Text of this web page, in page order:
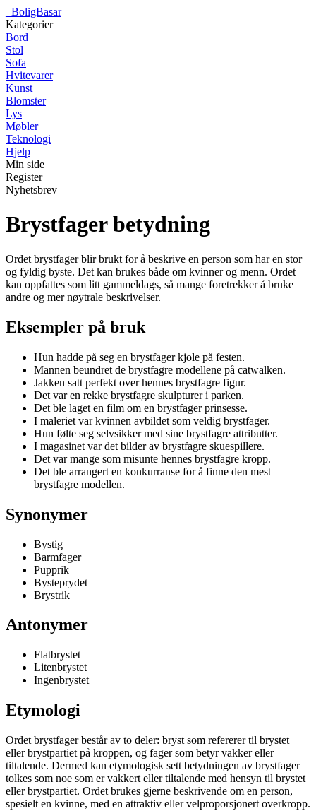
BoligBasar
Kategorier
Bord
Stol
Sofa
Hvitevarer
Kunst
Blomster
Lys
Møbler
Teknologi
Hjelp
Min side
Register
Nyhetsbrev
Brystfager betydning
Ordet brystfager blir brukt for å beskrive en person som har en stor
og fyldig byste. Det kan brukes både om kvinner og menn. Ordet
kan oppfattes som litt gammeldags, så mange foretrekker å bruke
andre og mer nøytrale beskrivelser.
Eksempler på bruk
Hun hadde på seg en brystfager kjole på festen.
Mannen beundret de brystfagre modellene på catwalken.
Jakken satt perfekt over hennes brystfagre figur.
Det var en rekke brystfagre skulpturer i parken.
Det ble laget en film om en brystfager prinsesse.
I maleriet var kvinnen avbildet som veldig brystfager.
Hun følte seg selvsikker med sine brystfagre attributter.
I magasinet var det bilder av brystfagre skuespillere.
Det var mange som misunte hennes brystfagre kropp.
Det ble arrangert en konkurranse for å finne den mest
brystfagre modellen.
Synonymer
Bystig
Barmfager
Pupprik
Bysteprydet
Brystrik
Antonymer
Flatbrystet
Litenbrystet
Ingenbrystet
Etymologi
Ordet brystfager består av to deler: bryst som refererer til brystet
eller brystpartiet på kroppen, og fager som betyr vakker eller
tiltalende. Dermed kan etymologisk sett betydningen av brystfager
tolkes som noe som er vakkert eller tiltalende med hensyn til brystet
eller brystpartiet. Ordet brukes gjerne beskrivende om en person,
spesielt en kvinne, med en attraktiv eller velproporsjonert overkropp.